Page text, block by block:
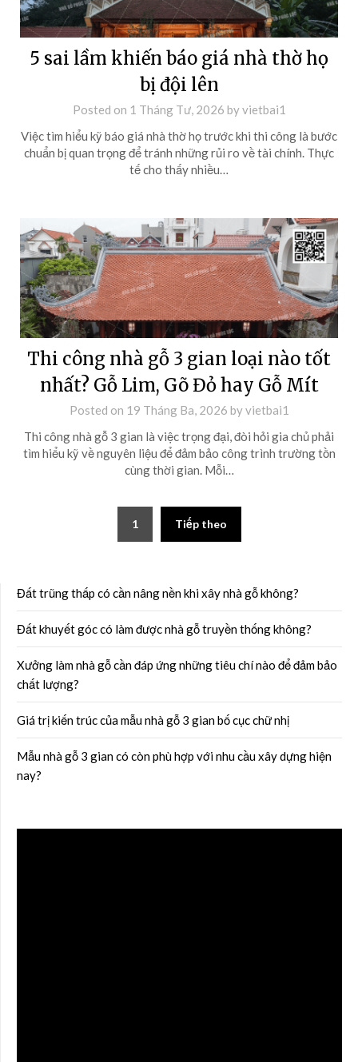
5 sai lầm khiến báo giá nhà thờ họ
bị đội lên
Posted on 1 Tháng Tư, 2026 byvietbai1
Việc tìm hiểu kỹ báo giá nhà thờ họ trước khi thi công là bước
chuẩn bị quan trọng để tránh những rủi ro về tài chính. Thực
tế cho thấy nhiều…
Thi công nhà gỗ 3 gian loại nào tốt
nhất? Gỗ Lim, Gõ Đỏ hay Gỗ Mít
Posted on 19 Tháng Ba, 2026 byvietbai1
Thi công nhà gỗ 3 gian là việc trọng đại, đòi hỏi gia chủ phải
tìm hiểu kỹ về nguyên liệu để đảm bảo công trình trường tồn
cùng thời gian. Mỗi…
1 Tiếp theo
Đất trũng thấp có cần nâng nền khi xây nhà gỗ không?
Đất khuyết góc có làm được nhà gỗ truyền thống không?
Xưởng làm nhà gỗ cần đáp ứng những tiêu chí nào để đảm bảo
chất lượng?
Giá trị kiến trúc của mẫu nhà gỗ 3 gian bố cục chữ nhị
Mẫu nhà gỗ 3 gian có còn phù hợp với nhu cầu xây dựng hiện
nay?